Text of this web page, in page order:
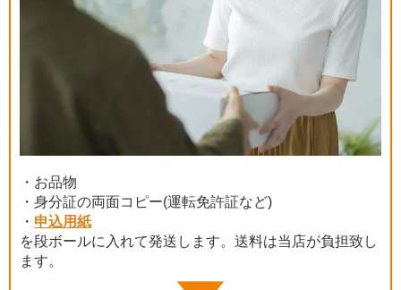
・お品物
・身分証の両面コピー(運転免許証など)
・ 申込用紙
を段ボールに入れて発送します。送料は当店が負担致し
ます。